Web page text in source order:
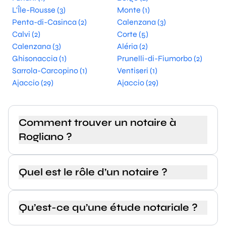
L'Île-Rousse (3)
Monte (1)
Penta-di-Casinca (2)
Calenzana (3)
Calvi (2)
Corte (5)
Calenzana (3)
Aléria (2)
Ghisonaccia (1)
Prunelli-di-Fiumorbo (2)
Sarrola-Carcopino (1)
Ventiseri (1)
Ajaccio (29)
Ajaccio (29)
Comment trouver un notaire à
Rogliano ?
Quel est le rôle d’un notaire ?
Qu’est-ce qu’une étude notariale ?